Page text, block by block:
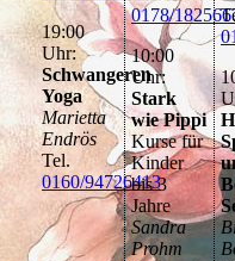
19:00
Uhr:
Schwangeren
Yoga
Marietta
Endrös
Tel.
0160/94726413
0178/
10:00
Uhr:
Stark
wie Pippi
Kurse für
Kinder
bis 3
Jahre
Sandra
Prohm